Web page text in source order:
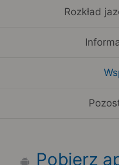
Rozkład
Pobierz